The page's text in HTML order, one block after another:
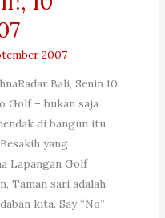
2007
Bali, Senin 10
Golf – bukan saja
di bangun itu
yang
Lapangan Golf
Taman sari adalah
kita. Say “No”